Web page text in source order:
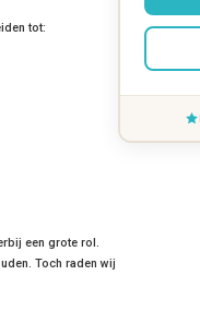
tot:
een grote rol.
Toch raden wij